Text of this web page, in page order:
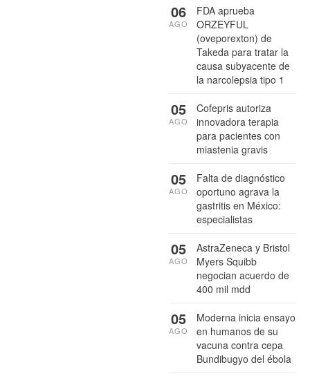
FDA aprueba
ORZEYFUL
(oveporexton) de
Takeda para tratar la
causa subyacente de
la narcolepsia tipo 1
06
AGO
Cofepris autoriza
innovadora terapia
para pacientes con
miastenia gravis
05
AGO
Falta de diagnóstico
oportuno agrava la
gastritis en México:
especialistas
05
AGO
AstraZeneca y Bristol
Myers Squibb
negocian acuerdo de
400 mil mdd
05
AGO
Moderna inicia ensayo
en humanos de su
vacuna contra cepa
Bundibugyo del ébola
05
AGO